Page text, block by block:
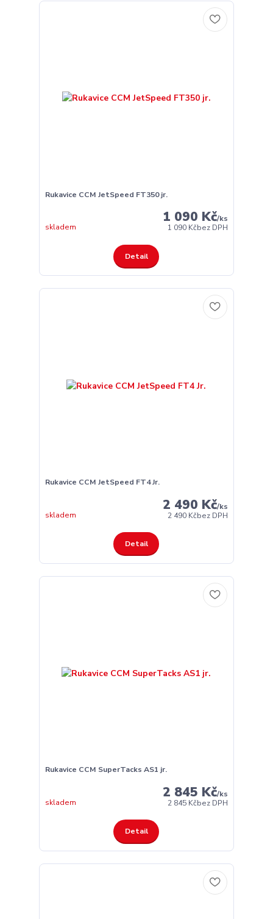
Rukavice CCM JetSpeed FT350 jr.
1 090 Kč/ks
1 090 Kčbez DPH
skladem
Detail
Rukavice CCM JetSpeed FT4 Jr.
2 490 Kč/ks
2 490 Kčbez DPH
skladem
Detail
Rukavice CCM SuperTacks AS1 jr.
2 845 Kč/ks
2 845 Kčbez DPH
skladem
Detail